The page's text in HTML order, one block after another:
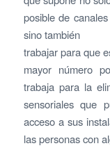
posible de
sino también
trabajar para que
mayor número
trabaja para la
sensoriales que
acceso a sus
las personas con